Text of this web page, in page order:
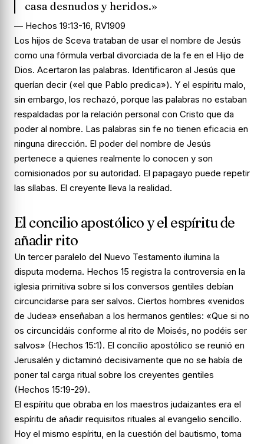
casa desnudos y heridos.»
— Hechos 19:13-16, RV1909
Los hijos de Sceva trataban de usar el nombre de Jesús
como una fórmula verbal divorciada de la fe en el Hijo de
Dios. Acertaron las palabras. Identificaron al Jesús que
querían decir («el que Pablo predica»). Y el espíritu malo,
sin embargo, los rechazó, porque las palabras no estaban
respaldadas por la relación personal con Cristo que da
poder al nombre. Las palabras sin fe no tienen eficacia en
ninguna dirección. El poder del nombre de Jesús
pertenece a quienes realmente lo conocen y son
comisionados por su autoridad. El papagayo puede repetir
las sílabas. El creyente lleva la realidad.
El concilio apostólico y el espíritu de
añadir rito
Un tercer paralelo del Nuevo Testamento ilumina la
disputa moderna. Hechos 15 registra la controversia en la
iglesia primitiva sobre si los conversos gentiles debían
circuncidarse para ser salvos. Ciertos hombres «venidos
de Judea» enseñaban a los hermanos gentiles: «Que si no
os circuncidáis conforme al rito de Moisés, no podéis ser
salvos» (Hechos 15:1). El concilio apostólico se reunió en
Jerusalén y dictaminó decisivamente que no se había de
poner tal carga ritual sobre los creyentes gentiles
(Hechos 15:19-29).
El espíritu que obraba en los maestros judaizantes era el
espíritu de añadir requisitos rituales al evangelio sencillo.
Hoy el mismo espíritu, en la cuestión del bautismo, toma